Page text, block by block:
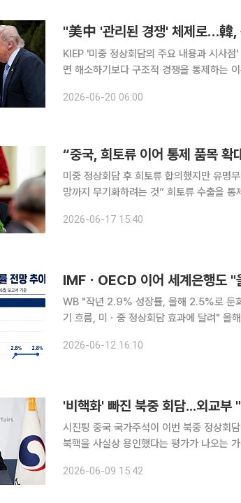
"美中 '관리된 경쟁' 체제로…韓,
KIEP '미중 정상회담의 주요 내용과 시사점' 지난달 미국과 중국의 정상회담에서 양국이 갈등을 전
면 해소하기보다 구조적 경쟁을 통제하
경제정책연구원(KIEP)이 발간한 '미중 정상
2026-06-20 06:00
“중국, 희토류 이어 통제 품목 확
미중 정상회담 후 희토류 합의했지만 유명
망까지 무기화하려는 것” 희토류 수출을
에 대한 수출 통제 체제를 조용히 확대하고
2026-06-17 15:40
IMFㆍOECD 이어 세계은행도
WB "작년 2.9% 성장률, 올해 2.5%로 둔
기 흐름, 미ㆍ중 정상회담 효과에 달려" 올해 중동 분쟁과 에너지 가격 상승 등의 영향으로 세계경제
서에서 “지난해 2.9% 성장률이 올해 2.5
2026-06-12 16:10
'비핵화' 빠진 북중 회담...외교부
시진핑 중국 국가주석이 이번 북중 정상회
북핵을 사실상 용인했다는 평가가 나오는
을 기대하면서 견지해온 대중 외교 전략에
2026-06-09 15:42